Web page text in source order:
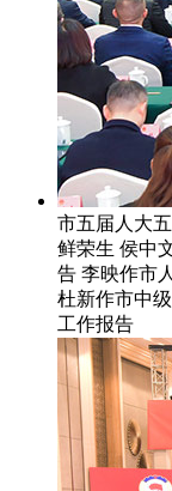
市五届人大
鲜荣生 侯中
告 李映作市
杜新作市中
工作报告